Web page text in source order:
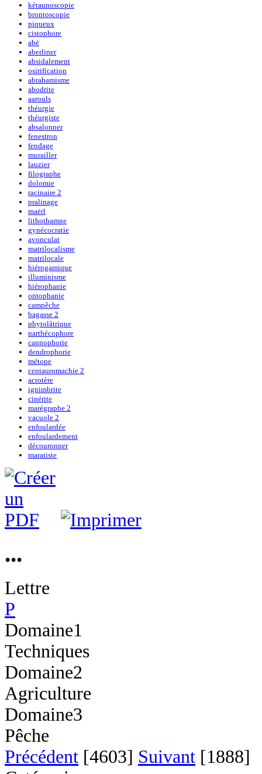
kéraunoscopie
brontoscopie
piqueux
cistophore
abé
aberliner
absidalement
osirification
abrahamisme
abodrite
aarouls
théurgie
théurgiste
absalonner
fenestron
fendage
murailler
lauzier
filographe
dolomie
racinaire 2
pralinage
maërl
lithothamne
gynécocratie
avonculat
matrilocalisme
matrilocale
hiérogamique
illuminisme
hiérophanie
ontophanie
campêche
bagasse 2
phytolâtrique
narthécophore
cannophorie
dendrophorie
métope
centauromachie 2
acrotère
ignimbrite
cinérite
marégraphe 2
vacuole 2
enfoulardée
enfoulardement
découronner
maratiste
...
Lettre
P
Domaine1
Techniques
Domaine2
Agriculture
Domaine3
Pêche
Précédent [4603] Suivant [1888]